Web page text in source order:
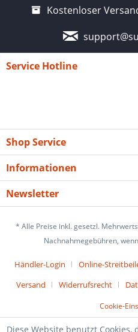
Kostenloser
Service Hotline
Shop Service
Informationen
Newsletter
* Alle Preise inkl. gesetzl.
Nachnahmegebühren,
Händler-Login Online-
Versand
Widerrufsrecht
Cookie-
Diese Website benutzt